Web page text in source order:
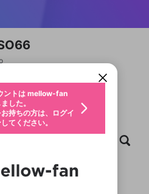
プレイリスト
に追加しますか？
は終了しました
レター
ァンレターを送ることがで
料サービスです。
いる動画 (ライブ配信、配
ップロード動画) をページ
ます。動画タイトル横のメ
ができます。
ストがありません。
足しています
ください
するには変更後の内容を
ントは mellow-fan
ました。
持ちの方は、ログイ
登録
レスで新規登録
または
登録
ントはmellow-fanア
た。
でログイン中のア
イン
レスでログイン
または
イン
ントは mellow-fan
した。
持ちの方は、ログイ
てください。
を入力し、送信してくださ
いたメールアドレ
ド再設定用URLを
ータの登録
月
きません。
ドの入力
効期限が切れたた
ーとして報告しま
ださい
クシェア
ティ参加方法
トをお持ちでない方